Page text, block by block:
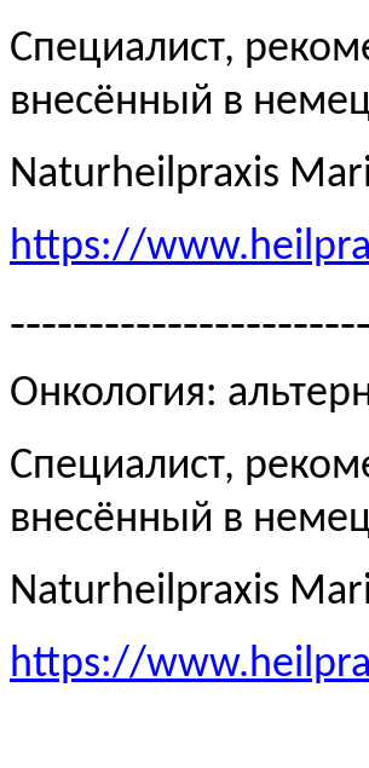
Специалист,
внесённый в
Naturheilpraxis
https://
Онкология:
Специалист,
внесённый в
Naturheilpraxis
https://